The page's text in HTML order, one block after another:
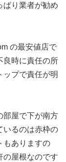
ぱり業者が勧め
の最安値店で
良時に責任の所
ップで責任が明
部屋で下が南方
いるのは赤枠の
もありますの
の屋根なのです